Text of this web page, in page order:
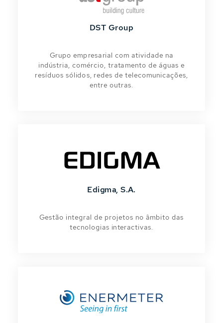
DST Group
Grupo empresarial com atividade na
indústria, comércio, tratamento de águas e
resíduos sólidos, redes de telecomunicações,
entre outras.
Edigma, S.A.
Gestão integral de projetos no âmbito das
tecnologias interactivas.